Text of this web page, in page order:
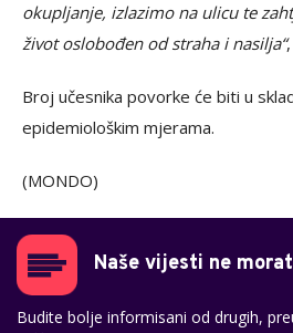
okupljanje, izlazimo na ulicu te
život oslobođen od straha i nasilja“
Broj učesnika povorke će biti u
epidemiološkim mjerama.
(MONDO)
Naše vijesti ne
Budite bolje informisani od drugih,